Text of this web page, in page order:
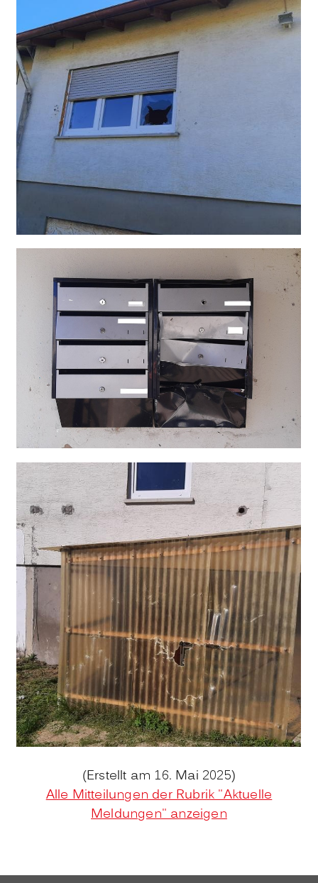
(Erstellt am 16. Mai 2025)
Alle Mitteilungen der Rubrik "Aktuelle
Meldungen" anzeigen